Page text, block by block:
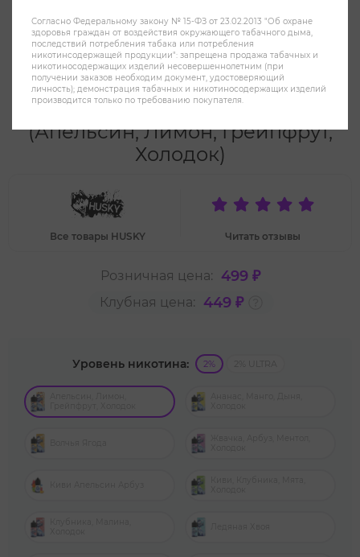
Жидкость HUSKY Malaysian Salt
(20MG) 30 ml - Lemon Flock
(Апельсин, Лимон, Грейпфрут,
Холодок)
Все товары HUSKY Читать отзывы
Розничная цена: 499 ₽
Клубная цена: 449 ₽
Уровень никотина: 2%
Согласно Федеральному закону № 15-ФЗ от 23.02.2013 "Об охране
здоровья граждан от воздействия окружающего табачного дыма,
последствий потребления табака или потребления
никотинсодержащей продукции": запрещена продажа табачных и
никотиносодержащих изделий несовершеннолетним (при
получении заказов необходим документ, удостоверяющий
личность); демонстрация табачных и никотиносодержащих изделий
производится только по требованию покупателя.